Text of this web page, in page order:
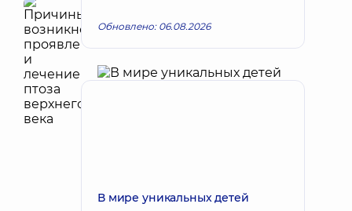
Обновлено: 06.08.2026
В мире уникальных детей